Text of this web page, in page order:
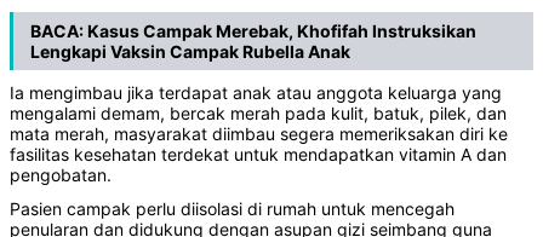
BACA:Kasus Campak Merebak, Khofifah Instruksikan
Lengkapi Vaksin Campak Rubella Anak
Ia mengimbau jika terdapat anak atau anggota keluarga yang
mengalami demam, bercak merah pada kulit, batuk, pilek, dan
mata merah, masyarakat diimbau segera memeriksakan diri ke
fasilitas kesehatan terdekat untuk mendapatkan vitamin A dan
pengobatan.
Pasien campak perlu diisolasi di rumah untuk mencegah
penularan dan didukung dengan asupan gizi seimbang guna